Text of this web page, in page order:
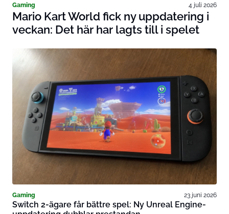
Gaming 4 juli 2026
Mario Kart World fick ny uppdatering i
veckan: Det här har lagts till i spelet
Gaming 23 juni 2026
Switch 2-ägare får bättre spel: Ny Unreal Engine-